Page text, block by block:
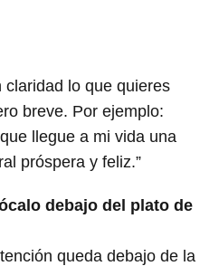
lo que quieres
breve. Por ejemplo:
llegue a mi vida una
próspera y feliz.”
debajo del plato de
queda debajo de la